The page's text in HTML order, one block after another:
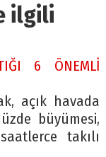
ilgili
6 ÖNEMLİ
açık havada
büyümesi,
takılı